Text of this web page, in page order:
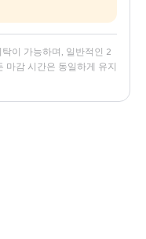
이 가능하며, 일반적인 2
마감 시간은 동일하게 유지